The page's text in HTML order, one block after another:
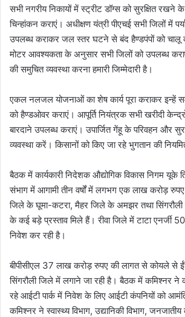
सभी नगरीय निकायों में स्ट्रीट डॉग्स को सुरक्षित रखने
चिन्हांकन कराएं। अधीक्षण यंत्री पीएचई सभी जिलों में
उपलब्ध कराकर जल स्तर घटने से बंद हैण्डपंपों को
मोटर आवश्यकता के अनुसार सभी जिलों को उपलब्ध
की समुचित व्यवस्था करना हमारी जिम्मेदारी है।
एकल नलजल योजनाओं का शेष कार्य पूरा कराकर इन्हें
को हैण्डओवर कराएं। आपूर्ति नियंत्रक सभी खरीदी केन्द्रों
बारदाने उपलब्ध कराएं। उपार्जित गेंहू के परिवहन और
व्यवस्था करें। किसानों को किए जा रहे भुगतान की
बैठक में कार्यकारी निदेशक औद्योगिक विकास निगम यूके
संभाग में आगामी तीन वर्षों में लगभग एक लाख करोड़ रुपए
जिले के घूमा-कटरा, मैहर जिले के अमझर तथा सिंगरौली
के कई बड़े प्रस्ताव मिले हैं। रीवा जिले में टाटा एनर्जी
निवेश कर रही है।
बीपीसीएल 37 लाख करोड़ रुपए की लागत से कोयले से
सिंगरौली जिले में लगाने जा रही है। बैठक में कमिश्नर ने
रहे आईटी पार्क में निवेश के लिए आईटी कंपनियों को
कमिश्नर ने स्वास्थ्य विभाग, उद्यानिकी विभाग, जनजातीय